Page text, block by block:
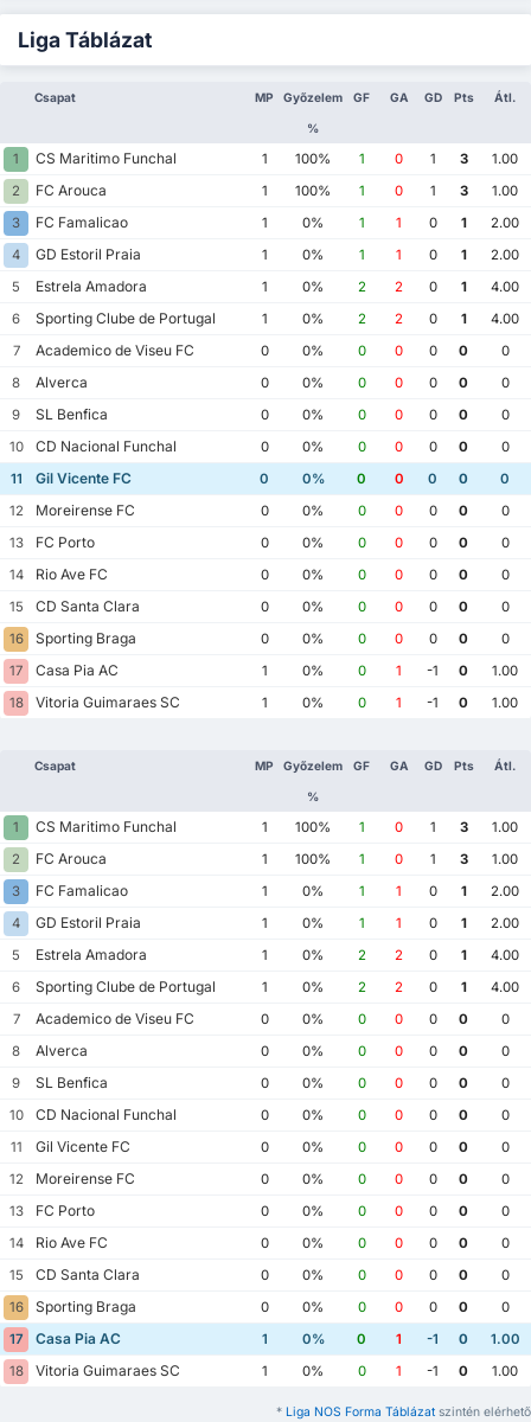
Liga Táblázat
Csapat MP Győzelem
%
GF GA GD Pts Átl.
1 CS Maritimo Funchal 1 100% 1 0 1 3
1.00
2
FC Arouca 1 100% 1 0 1 3
1.00
3
FC Famalicao 1 0% 1 1 0 1
2.00
4
GD Estoril Praia 1 0% 1 1 0 1
2.00
5
Estrela Amadora 1 0% 2 2 0 1
4.00
6
Sporting Clube de Portugal 1 0% 2 2 0 1
4.00
7
Academico de Viseu FC 0 0% 0 0 0 0
0
8
Alverca 0 0% 0 0 0 0
0
9
SL Benfica 0 0% 0 0 0 0
0
10
CD Nacional Funchal 0 0% 0 0 0 0
0
11
Gil Vicente FC 0 0% 0 0 0 0
0
12
Moreirense FC 0 0% 0 0 0 0
0
13
FC Porto 0 0% 0 0 0 0
0
14
Rio Ave FC 0 0% 0 0 0 0
0
15
CD Santa Clara 0 0% 0 0 0 0
0
16
Sporting Braga 0 0% 0 0 0 0
0
17
Casa Pia AC 1 0% 0 1 -1 0
1.00
18
Vitoria Guimaraes SC 1 0% 0 1 -1 0 1.00
Csapat MP Győzelem
%
GF GA GD Pts Átl.
1 CS Maritimo Funchal 1 100% 1 0 1 3
1.00
2
FC Arouca 1 100% 1 0 1 3
1.00
3
FC Famalicao 1 0% 1 1 0 1
2.00
4
GD Estoril Praia 1 0% 1 1 0 1
2.00
5
Estrela Amadora 1 0% 2 2 0 1
4.00
6
Sporting Clube de Portugal 1 0% 2 2 0 1
4.00
7
Academico de Viseu FC 0 0% 0 0 0 0
0
8
Alverca 0 0% 0 0 0 0
0
9
SL Benfica 0 0% 0 0 0 0
0
10
CD Nacional Funchal 0 0% 0 0 0 0
0
11
Gil Vicente FC 0 0% 0 0 0 0
0
12
Moreirense FC 0 0% 0 0 0 0
0
13
FC Porto 0 0% 0 0 0 0
0
14
Rio Ave FC 0 0% 0 0 0 0
0
15
CD Santa Clara 0 0% 0 0 0 0
0
16
Sporting Braga 0 0% 0 0 0 0
0
17
Casa Pia AC 1 0% 0 1 -1 0
1.00
18
Vitoria Guimaraes SC 1 0% 0 1 -1 0 1.00
* Liga NOS Forma Táblázat szintén elérhető